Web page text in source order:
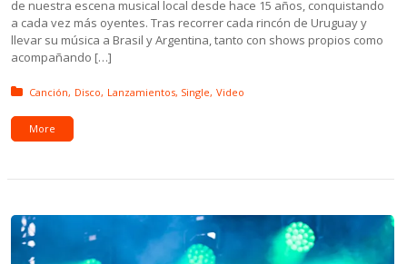
de nuestra escena musical local desde hace 15 años, conquistando
a cada vez más oyentes. Tras recorrer cada rincón de Uruguay y
llevar su música a Brasil y Argentina, tanto con shows propios como
acompañando […]
Posted in:
Canción Disco Lanzamientos Single Video
More